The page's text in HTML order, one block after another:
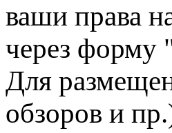
ваши права
через форму
Для
обзоров и